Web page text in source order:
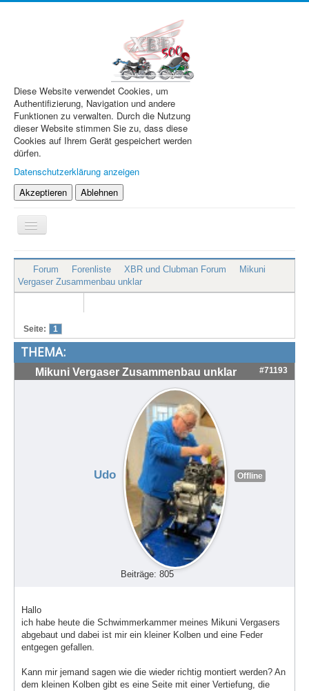
Diese Website verwendet Cookies, um
Authentifizierung, Navigation und andere
Funktionen zu verwalten. Durch die Nutzung
dieser Website stimmen Sie zu, dass diese
Cookies auf Ihrem Gerät gespeichert werden
dürfen.
Datenschutzerklärung anzeigen
Akzeptieren
Ablehnen
Navigation
an/aus
XBR.de
Technik
Treffen & Touren
Cafe-Ecke
Suche
Forum Forenliste XBR und Clubman Forum
Mikuni
Vergaser Zusammenbau unklar
Seite: 1
THEMA:
Mikuni Vergaser Zusammenbau unklar #71193
Udo Offline
Beiträge: 805
Hallo
ich habe heute die Schwimmerkammer meines Mikuni Vergasers
abgebaut und dabei ist mir ein kleiner Kolben und eine Feder
entgegen gefallen.
Kann mir jemand sagen wie die wieder richtig montiert werden? An
dem kleinen Kolben gibt es eine Seite mit einer Vertiefung, die